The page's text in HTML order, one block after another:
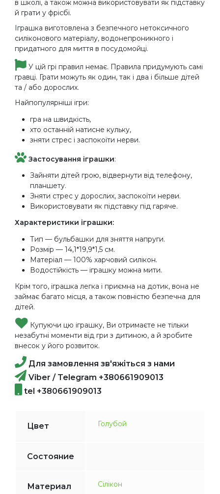
в школі, а також можна використовувати як підставку
й грати у фрісбі.
Іграшка виготовлена ​​з безпечного нетоксичного
силіконового матеріалу, водонепроникного і
придатного для миття в посудомойці.
У цій грі правил немає. Правила придумують самі
гравці. Грати можуть як один, так і два і більше дітей
та / або дорослих.
Найпопулярніші ігри:
гра на швидкість,
хто останній натисне кульку,
зняти стрес і заспокоїти нерви.
Застосування іграшки:
Зайняти дітей грою, відвернути від телефону,
планшету.
Зняти стрес у дорослих, заспокоїти нерви.
Використовувати як підставку під гаряче.
Характеристики іграшки:
Тип — бульбашки для зняття напруги.
Розмір — 14,1*19,9*1,5 см.
Матеріал — 100% харчовий силікон.
Водостійкість — іграшку можна мити.
Крім того, іграшка легка і приємна на дотик, вона не
займає багато місця, а також повністю безпечна для
дітей.
Купуючи цю іграшку, Ви отримаєте не тільки
незабутні моменти від гри з дитиною, а й зробите
внесок у його розвиток.
Для замовлення зв'яжіться з нами
Viber / Telegram +380661909013
tel +380661909013
Цвет Голубой
Состояние
Материал Сілікон